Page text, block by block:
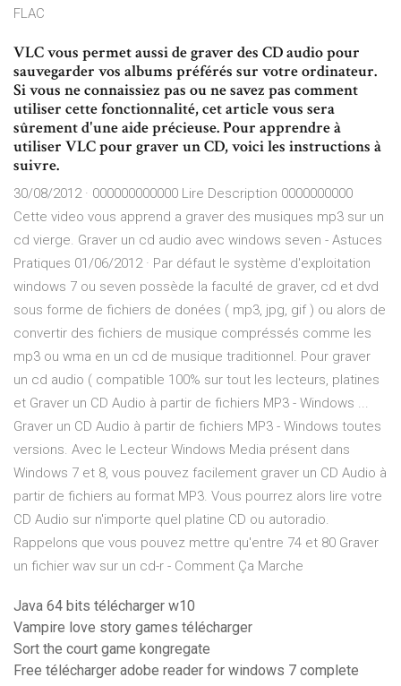
FLAC
VLC vous permet aussi de graver des CD audio pour
sauvegarder vos albums préférés sur votre ordinateur.
Si vous ne connaissiez pas ou ne savez pas comment
utiliser cette fonctionnalité, cet article vous sera
sûrement d'une aide précieuse. Pour apprendre à
utiliser VLC pour graver un CD, voici les instructions à
suivre.
30/08/2012 · 000000000000 Lire Description 0000000000
Cette video vous apprend a graver des musiques mp3 sur un
cd vierge. Graver un cd audio avec windows seven - Astuces
Pratiques 01/06/2012 · Par défaut le système d'exploitation
windows 7 ou seven possède la faculté de graver, cd et dvd
sous forme de fichiers de donées ( mp3, jpg, gif ) ou alors de
convertir des fichiers de musique compréssés comme les
mp3 ou wma en un cd de musique traditionnel. Pour graver
un cd audio ( compatible 100% sur tout les lecteurs, platines
et Graver un CD Audio à partir de fichiers MP3 - Windows ...
Graver un CD Audio à partir de fichiers MP3 - Windows toutes
versions. Avec le Lecteur Windows Media présent dans
Windows 7 et 8, vous pouvez facilement graver un CD Audio à
partir de fichiers au format MP3. Vous pourrez alors lire votre
CD Audio sur n'importe quel platine CD ou autoradio.
Rappelons que vous pouvez mettre qu'entre 74 et 80 Graver
un fichier wav sur un cd-r - Comment Ça Marche
Java 64 bits télécharger w10
Vampire love story games télécharger
Sort the court game kongregate
Free télécharger adobe reader for windows 7 complete